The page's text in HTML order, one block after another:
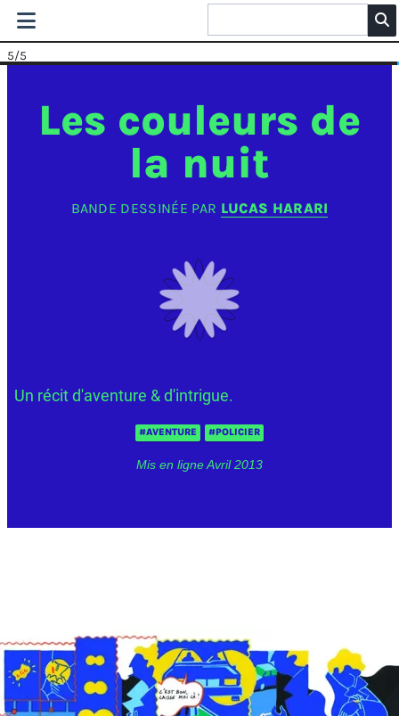
5/5
Les couleurs de
la nuit
BANDE DESSINÉE PAR LUCAS HARARI
Un récit d'aventure & d'intrigue.
#AVENTURE #POLICIER
Mis en ligne Avril 2013